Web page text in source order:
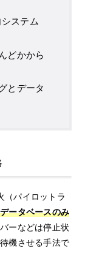
ステム
どかから
とデータ
（パイロットラ
ータベースのみ
ーなどは停止状
機させる手法で